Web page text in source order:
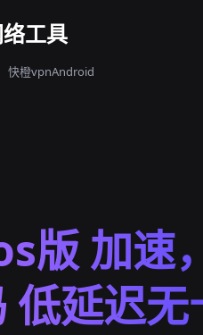
工具
快橙vpnAndroid
版 加速
低延迟无